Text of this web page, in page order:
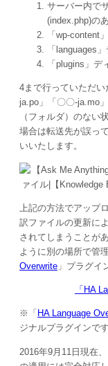
サーバー内で
(index.php)の
「wp-content
「languages
「plugins」デ
4まで行っていただ
ja.po」「〇〇-ja.mo
（フォルダ）のない
場合は転送先が誤っ
いいたします。
上記の方法でアップ
訳ファイルの更新に
されてしまうことが
ように別の場所で管
Overwrite 」プラグイ
「HA
※「 HA Language
ジナルプラグインです
2016年9月11日 現在、